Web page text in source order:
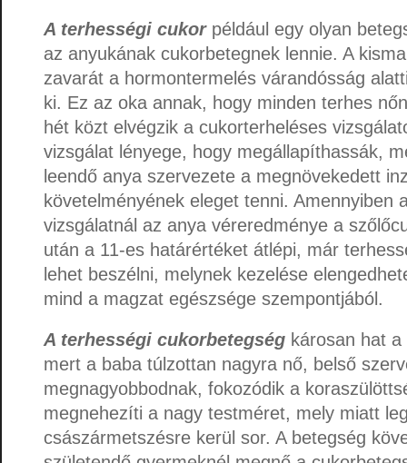
A terhességi cukorpéldául egy olyan
az anyukának cukorbetegnek lennie. A
zavarát a hormontermelés várandósság
ki. Ez az oka annak, hogy minden terhes
hét közt elvégzik a cukorterheléses
vizsgálat lényege, hogy megállapíthassák,
leendő anya szervezete a megnövekedett
követelményének eleget tenni. Amennyiben
vizsgálatnál az anya véreredménye a
után a 11-es határértéket átlépi, már
lehet beszélni, melynek kezelése
mind a magzat egészsége szempontjából.
A terhességi cukorbetegség károsan hat
mert a baba túlzottan nagyra nő, belső
megnagyobbodnak, fokozódik a
megnehezíti a nagy testméret, mely miatt
császármetszésre kerül sor. A betegség